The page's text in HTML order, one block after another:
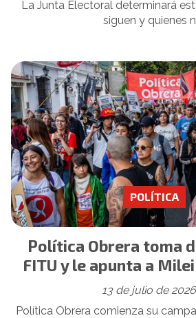
La Junta Electoral determinará
siguen y quienes
Política Obrera toma
FITU y le apunta a
POLÍTICA
13 de julio de 2026
Política Obrera comienza su